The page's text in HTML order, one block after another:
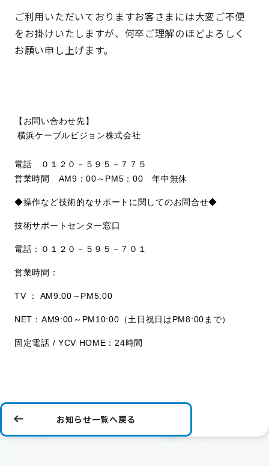
ご利用いただいておりますお客さまには大変ご不便
をお掛けいたしますが、何卒ご理解のほどよろしく
お願い申し上げます。
【お問い合わせ先】
横浜ケーブルビジョン株式会社
電話 ０１２０－５９５－７７５
営業時間 AM9：00～PM5：00 年中無休
◆操作など技術的なサポートに関してのお問合せ◆
技術サポートセンター窓口
電話：０１２０－５９５－７０１
営業時間：
TV ： AM9:00～PM5:00
NET：AM9:00～PM10:00（土日祝日はPM8:00まで）
固定電話 / YCV HOME：24時間
お知らせ一覧へ戻る